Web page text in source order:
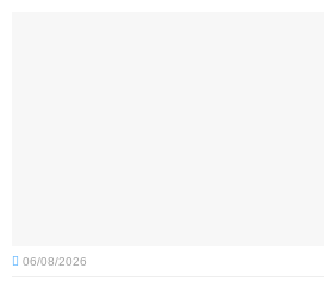
06/08/2026